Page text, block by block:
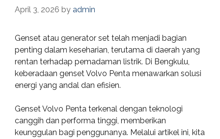
April 3, 2026 by admin
Genset atau generator set telah menjadi bagian
penting dalam keseharian, terutama di daerah yang
rentan terhadap pemadaman listrik. Di Bengkulu,
keberadaan genset Volvo Penta menawarkan solusi
energi yang andal dan efisien.
Genset Volvo Penta terkenal dengan teknologi
canggih dan performa tinggi, memberikan
keunggulan bagi penggunanya. Melalui artikel ini, kita